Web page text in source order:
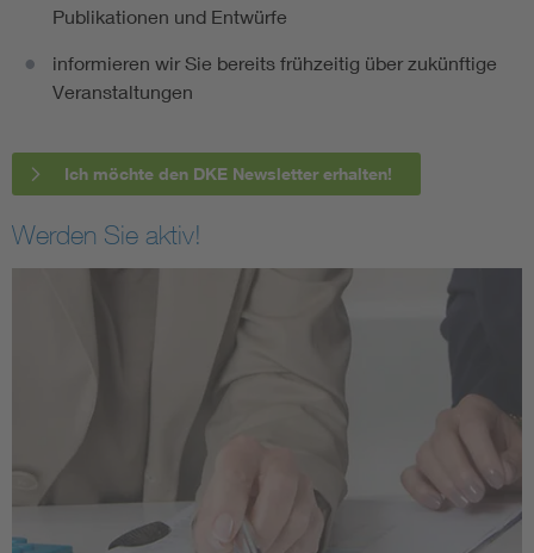
Publikationen und Entwürfe
informieren wir Sie bereits frühzeitig über zukünftige
Veranstaltungen
Ich möchte den DKE Newsletter erhalten!
Werden Sie aktiv!